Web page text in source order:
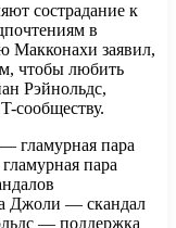
сострадание к
в
Макконахи заявил,
чтобы любить
Рэйнольдс,
сообществу.
гламурная пара
пара
Джоли — скандал
— поддержка